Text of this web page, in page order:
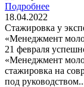
Подробнее
18.04.2022
Стажировка у
«Менеджмент
21 февраля
«Менеджмент
стажировка на
под